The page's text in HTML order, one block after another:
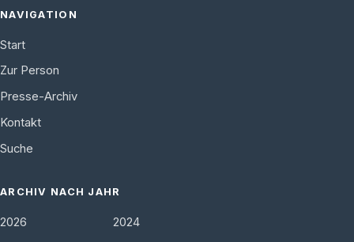
NAVIGATION
Start
Zur Person
Presse-Archiv
Kontakt
Suche
ARCHIV NACH JAHR
2026
2024